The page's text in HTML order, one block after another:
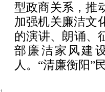
型政商关系，推
加强机关廉洁文
的演讲、朗诵、
部廉洁家风建
人。“清廉衡阳”